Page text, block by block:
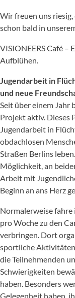
Wir freuen uns riesig,
schon bald in
VISIONEERS Café –
Aufblühen.
Jugendarbeit in
und neue
Seit über einem Jahr
Projekt aktiv. Dieses
Jugendarbeit in
obdachlosen
Straßen Berlins
Möglichkeit, an
Arbeit mit
Beginn an ans Herz
Normalerweise fahre
pro Woche zu den
verbringen. Dort
sportliche
die Teilnehmenden
Schwierigkeiten
haben. Besonders
Gelegenheit haben,